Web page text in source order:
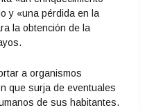
y «una pérdida en la
la obtención de la
a organismos
que surja de eventuales
de sus habitantes.